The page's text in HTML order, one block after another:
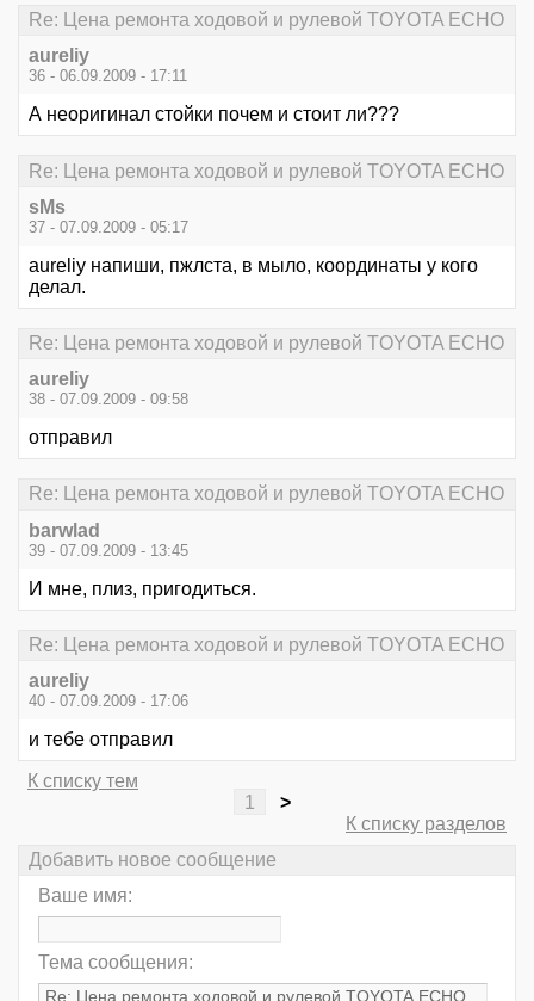
Re: Цена ремонта ходовой и рулевой TOYOTA ECHO
aureliy
36 - 06.09.2009 - 17:11
А неоригинал стойки почем и стоит ли???
Re: Цена ремонта ходовой и рулевой TOYOTA ECHO
sMs
37 - 07.09.2009 - 05:17
aureliy напиши, пжлста, в мыло, координаты у кого
делал.
Re: Цена ремонта ходовой и рулевой TOYOTA ECHO
aureliy
38 - 07.09.2009 - 09:58
отправил
Re: Цена ремонта ходовой и рулевой TOYOTA ECHO
barwlad
39 - 07.09.2009 - 13:45
И мне, плиз, пригодиться.
Re: Цена ремонта ходовой и рулевой TOYOTA ECHO
aureliy
40 - 07.09.2009 - 17:06
и тебе отправил
К списку тем
1
>
К списку разделов
Добавить новое сообщение
Ваше имя:
Тема сообщения: